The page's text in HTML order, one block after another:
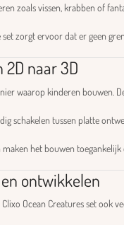
zoals vissen, krabben of
zorgt ervoor dat er geen
naar 3D
waarop kinderen bouwen.
schakelen tussen platte
het bouwen
ontwikkelen
Ocean Creatures set ook